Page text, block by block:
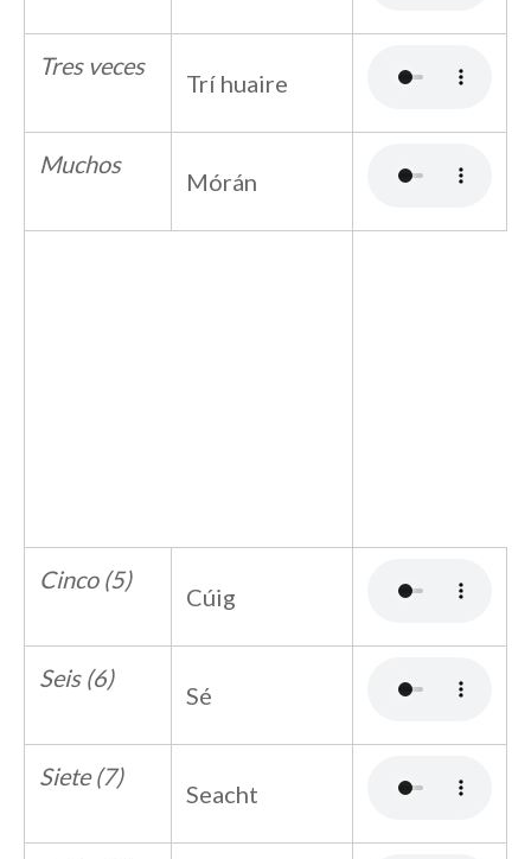
Tres veces
Trí huaire
Muchos
Mórán
Cinco (5)
Cúig
Seis (6)
Sé
Siete (7)
Seacht